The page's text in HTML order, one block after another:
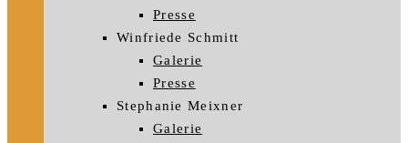
Presse
Winfriede Schmitt
Galerie
Presse
Stephanie Meixner
Galerie